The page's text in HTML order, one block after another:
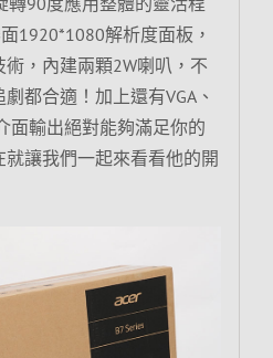
1920*1080解析度面板，
，內建兩顆2W喇叭，不
都合適！加上還有VGA、
面輸出絕對能夠滿足你的
讓我們一起來看看他的開